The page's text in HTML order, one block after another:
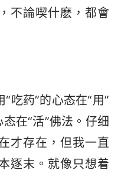
不論喫什麽，都會
吃药”的心态在“用”
在“活”佛法。仔细
才存在，但我一直
逐末。就像只想着